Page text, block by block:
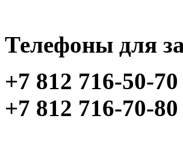
Телефоны для
+7 812 716-50-70
+7 812 716-70-80